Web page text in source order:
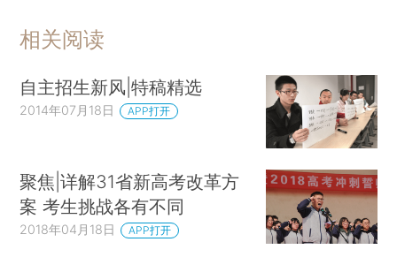
相关阅读
自主招生新风|特稿精选
2014年07月18日 APP打开
聚焦|详解31省新高考改革方
案 考生挑战各有不同
2018年04月18日 APP打开